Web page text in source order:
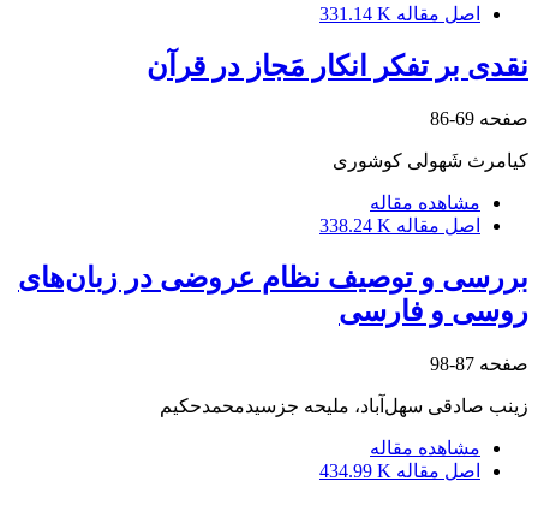
اصل مقاله 331.14 K
نقدی بر تفکر انکار مَجاز در قرآن
صفحه 69-86
کیامرث شَهولی کوشوری
مشاهده مقاله
اصل مقاله 338.24 K
بررسی و توصیف نظام عروضی در زبان‌های
روسی و فارسی
صفحه 87-98
زینب صادقی سهل‌آباد، ملیحه‌‌ جز‌‌سید‌‌محمد‌‌حکیم
مشاهده مقاله
اصل مقاله 434.99 K